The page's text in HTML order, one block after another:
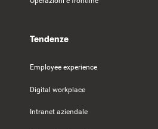
Tendenze
Employee experience
Digital workplace
Intranet aziendale